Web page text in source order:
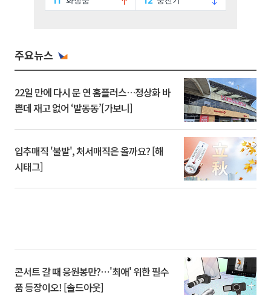
주요뉴스
22일 만에 다시 문 연 홈플러스…정상화 바
쁜데 재고 없어 ‘발동동’[가보니]
입추매직 '불발', 처서매직은 올까요? [해
시태그]
콘서트 갈 때 응원봉만?⋯'최애' 위한 필수
품 등장이오! [솔드아웃]